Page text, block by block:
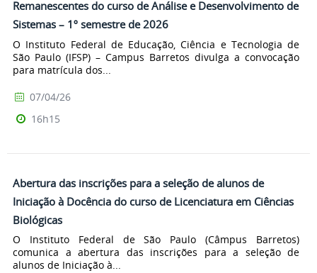
Remanescentes do curso de Análise e Desenvolvimento de
Sistemas – 1º semestre de 2026
O Instituto Federal de Educação, Ciência e Tecnologia de
São Paulo (IFSP) – Campus Barretos divulga a convocação
para matrícula dos...
07/04/26
16h15
Abertura das inscrições para a seleção de alunos de
Iniciação à Docência do curso de Licenciatura em Ciências
Biológicas
O Instituto Federal de São Paulo (Câmpus Barretos)
comunica a abertura das inscrições para a seleção de
alunos de Iniciação à...